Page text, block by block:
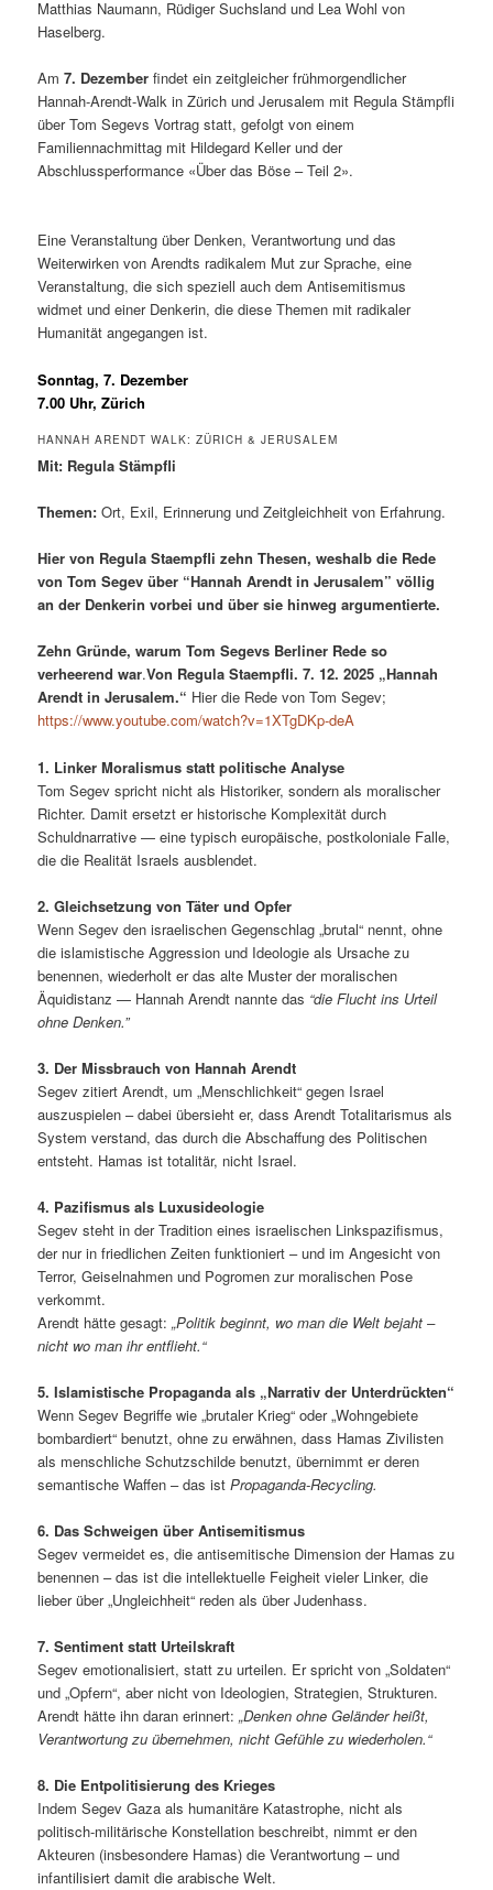
Matthias Naumann, Rüdiger Suchsland und Lea Wohl von
Haselberg.
Am7. Dezember findet ein zeitgleicher frühmorgendlicher
Hannah-Arendt-Walk in Zürich und Jerusalem mit Regula Stämpfli
über Tom Segevs Vortrag statt, gefolgt von einem
Familiennachmittag mit Hildegard Keller und der
Abschlussperformance «Über das Böse – Teil 2».
Eine Veranstaltung über Denken, Verantwortung und das
Weiterwirken von Arendts radikalem Mut zur Sprache, eine
Veranstaltung, die sich speziell auch dem Antisemitismus
widmet und einer Denkerin, die diese Themen mit radikaler
Humanität angegangen ist.
Sonntag, 7. Dezember
7.00 Uhr, Zürich
HANNAH ARENDT WALK: ZÜRICH & JERUSALEM
Mit: Regula Stämpfli
Themen: Ort, Exil, Erinnerung und Zeitgleichheit von Erfahrung.
Hier von Regula Staempfli zehn Thesen, weshalb die Rede
von Tom Segev über “Hannah Arendt in Jerusalem” völlig
an der Denkerin vorbei und über sie hinweg argumentierte.
Zehn Gründe, warum Tom Segevs Berliner Rede so
verheerend war.Von Regula Staempfli. 7. 12. 2025 „Hannah
Arendt in Jerusalem.“ Hier die Rede von Tom Segev;
https://www.youtube.com/watch?v=1XTgDKp-deA
1. Linker Moralismus statt politische Analyse
Tom Segev spricht nicht als Historiker, sondern als moralischer
Richter. Damit ersetzt er historische Komplexität durch
Schuldnarrative — eine typisch europäische, postkoloniale Falle,
die die Realität Israels ausblendet.
2. Gleichsetzung von Täter und Opfer
Wenn Segev den israelischen Gegenschlag „brutal“ nennt, ohne
die islamistische Aggression und Ideologie als Ursache zu
benennen, wiederholt er das alte Muster der moralischen
Äquidistanz — Hannah Arendt nannte das “die Flucht ins Urteil
ohne Denken.”
3. Der Missbrauch von Hannah Arendt
Segev zitiert Arendt, um „Menschlichkeit“ gegen Israel
auszuspielen – dabei übersieht er, dass Arendt Totalitarismus als
System verstand, das durch die Abschaffung des Politischen
entsteht. Hamas ist totalitär, nicht Israel.
4. Pazifismus als Luxusideologie
Segev steht in der Tradition eines israelischen Linkspazifismus,
der nur in friedlichen Zeiten funktioniert – und im Angesicht von
Terror, Geiselnahmen und Pogromen zur moralischen Pose
verkommt.
Arendt hätte gesagt:„Politik beginnt, wo man die Welt bejaht –
nicht wo man ihr entflieht.“
5. Islamistische Propaganda als „Narrativ der Unterdrückten“
Wenn Segev Begriffe wie „brutaler Krieg“ oder „Wohngebiete
bombardiert“ benutzt, ohne zu erwähnen, dass Hamas Zivilisten
als menschliche Schutzschilde benutzt, übernimmt er deren
semantische Waffen – das istPropaganda-Recycling.
6. Das Schweigen über Antisemitismus
Segev vermeidet es, die antisemitische Dimension der Hamas zu
benennen – das ist die intellektuelle Feigheit vieler Linker, die
lieber über „Ungleichheit“ reden als über Judenhass.
7. Sentiment statt Urteilskraft
Segev emotionalisiert, statt zu urteilen. Er spricht von „Soldaten“
und „Opfern“, aber nicht von Ideologien, Strategien, Strukturen.
Arendt hätte ihn daran erinnert:„Denken ohne Geländer heißt,
Verantwortung zu übernehmen, nicht Gefühle zu wiederholen.“
8. Die Entpolitisierung des Krieges
Indem Segev Gaza als humanitäre Katastrophe, nicht als
politisch-militärische Konstellation beschreibt, nimmt er den
Akteuren (insbesondere Hamas) die Verantwortung – und
infantilisiert damit die arabische Welt.